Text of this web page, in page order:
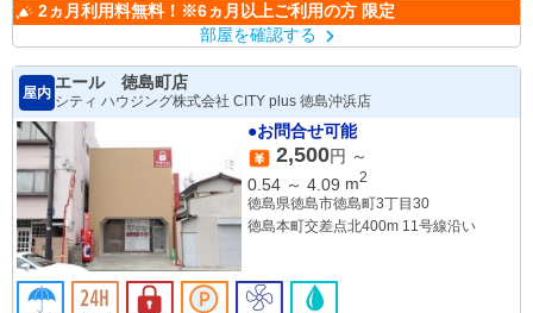
2ヵ月利用料無料！※6ヵ月以上ご利用の方 限定
部屋を確認する
屋内
エール 徳島町店
シティ ハウジング株式会社 CITY plus 徳島沖浜店
●お問合せ可能
2,500円 ～
0.54 ～ 4.09 m2
徳島県徳島市徳島町3丁目30
徳島本町交差点北400m 11号線沿い